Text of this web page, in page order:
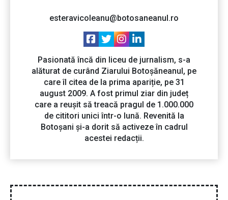
esteravicoleanu@botosaneanul.ro
Pasionată încă din liceu de jurnalism, s-a
alăturat de curând Ziarului Botoșăneanul, pe
care îl citea de la prima apariție, pe 31
august 2009. A fost primul ziar din județ
care a reușit să treacă pragul de 1.000.000
de cititori unici într-o lună. Revenită la
Botoșani și-a dorit să activeze în cadrul
acestei redacții.